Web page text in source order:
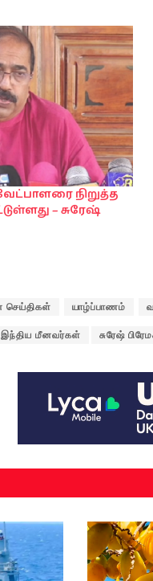
நிறுத்த
– சுரேஷ்
செய்திகள் யாழ்ப்பாணம்
இந்திய மீனவர்கள் சுரேஷ்